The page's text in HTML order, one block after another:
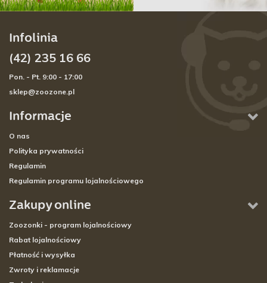
Informacje
O nas
Polityka prywatności
Regulamin
Regulamin programu lojalnościowego
Zakupy online
Zoozonki - program lojalnościowy
Rabat lojalnościowy
Płatność i wysyłka
Zwroty i reklamacje
Infolinia
(42) 235 16 66
Pon. - Pt. 9:00 - 17:00
sklep@zoozone.pl